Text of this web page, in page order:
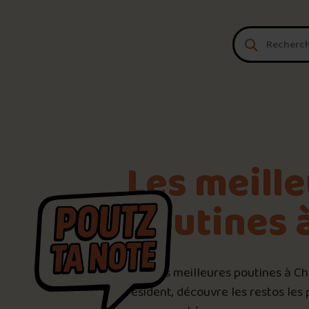
Les
poutines
Voici les meilleures poutines à
résident, découvre les restos